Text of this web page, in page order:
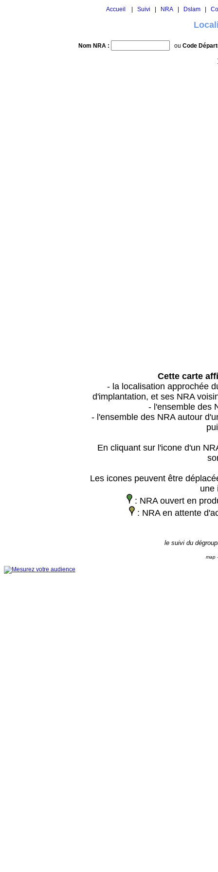
Accueil Suivi NRA Dslam
Nom NRA : ou Code
Cette carte
- la localisation approchée
d'implantation, et ses NRA
- l'ensemble des
- l'ensemble des NRA autour
En cliquant sur l'icone d'un
Les icones peuvent être
une
: NRA ouvert en
: NRA en attente
le suivi du
map